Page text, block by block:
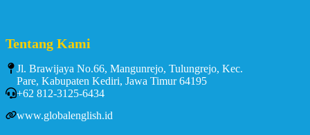
Tentang Kami
Jl. Brawijaya No.66, Mangunrejo, Tulungrejo, Kec.
Pare, Kabupaten Kediri, Jawa Timur 64195
+62 812-3125-6434
www.globalenglish.id